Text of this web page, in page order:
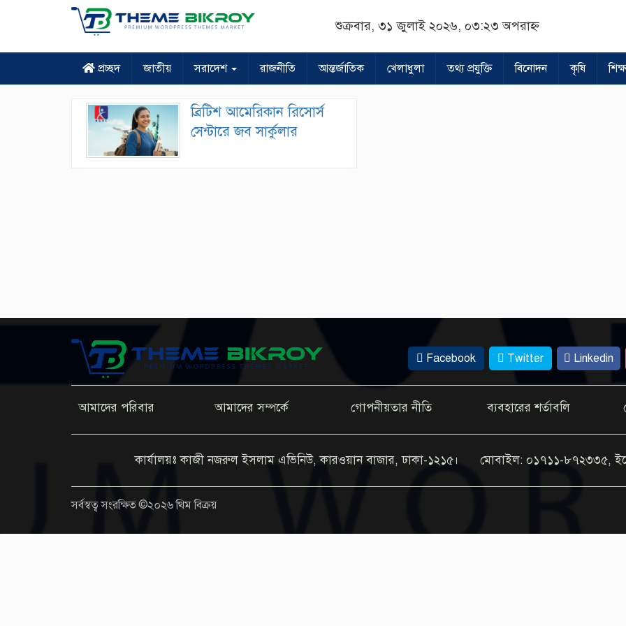
শুক্রবার, ৩১ জুলাই ২০২৬, ০৩:২৩ অপরাহ্ন
প্রচ্ছদ জাতীয় সরাদেশ রাজনীতি আন্তর্জাতিক খেলাধুলা তথ্য প্রযুক্তি বিনোদন কৃষি
ব্রিটিশ আমেরিকান রিসোর্স
সেন্টারে জব সার্কুলার
Facebook Twitter Linkedin
আমাদের পরিবার আমাদের সম্পর্কে গোপনীয়তার নীতি ব্যবহারের শর্তাবলি
কার্যালয়ঃ কাজী নজরুল ইসলাম এভিনিউ, কারওয়ান বাজার, ঢাকা-১২১৫। মোবাইল: ০১৭১১-৮৭২৩৩৫,
সর্বস্বত্ব সংরক্ষিত ©২০২৬ থিম বিক্রয়